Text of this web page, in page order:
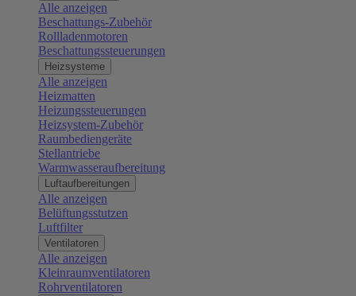
Alle anzeigen
Beschattungs-Zubehör
Rollladenmotoren
Beschattungssteuerungen
Heizsysteme
Alle anzeigen
Heizmatten
Heizungssteuerungen
Heizsystem-Zubehör
Raumbediengeräte
Stellantriebe
Warmwasseraufbereitung
Luftaufbereitungen
Alle anzeigen
Belüftungsstutzen
Luftfilter
Ventilatoren
Alle anzeigen
Kleinraumventilatoren
Rohrventilatoren